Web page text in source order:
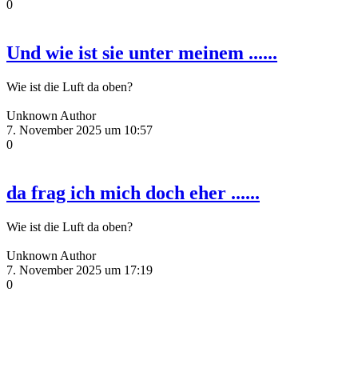
0
Und wie ist sie unter meinem ......
Wie ist die Luft da oben?
Unknown Author
7. November 2025 um 10:57
0
da frag ich mich doch eher ......
Wie ist die Luft da oben?
Unknown Author
7. November 2025 um 17:19
0